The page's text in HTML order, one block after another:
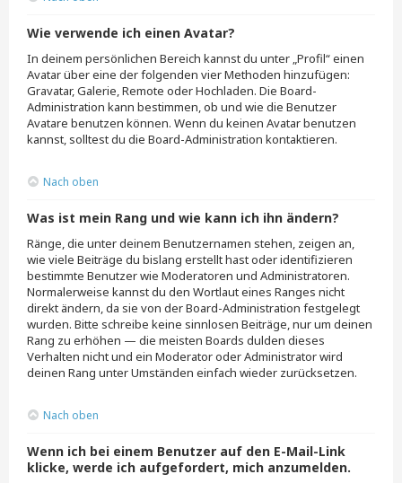
Wie verwende ich einen Avatar?
In deinem persönlichen Bereich kannst du unter „Profil“ einen
Avatar über eine der folgenden vier Methoden hinzufügen:
Gravatar, Galerie, Remote oder Hochladen. Die Board-
Administration kann bestimmen, ob und wie die Benutzer
Avatare benutzen können. Wenn du keinen Avatar benutzen
kannst, solltest du die Board-Administration kontaktieren.
Nach oben
Was ist mein Rang und wie kann ich ihn ändern?
Ränge, die unter deinem Benutzernamen stehen, zeigen an,
wie viele Beiträge du bislang erstellt hast oder identifizieren
bestimmte Benutzer wie Moderatoren und Administratoren.
Normalerweise kannst du den Wortlaut eines Ranges nicht
direkt ändern, da sie von der Board-Administration festgelegt
wurden. Bitte schreibe keine sinnlosen Beiträge, nur um deinen
Rang zu erhöhen — die meisten Boards dulden dieses
Verhalten nicht und ein Moderator oder Administrator wird
deinen Rang unter Umständen einfach wieder zurücksetzen.
Nach oben
Wenn ich bei einem Benutzer auf den E-Mail-Link
klicke, werde ich aufgefordert, mich anzumelden.